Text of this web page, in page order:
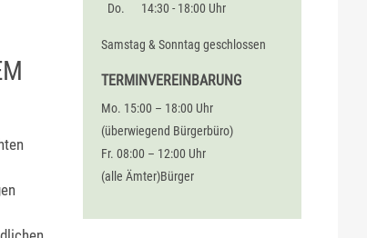
Do.
14:30 - 18:00 Uhr
Samstag & Sonntag geschlossen
TERMINVEREINBARUNG
Mo. 15:00 – 18:00 Uhr
(überwiegend Bürgerbüro)
Fr. 08:00 – 12:00 Uhr
(alle Ämter)Bürger